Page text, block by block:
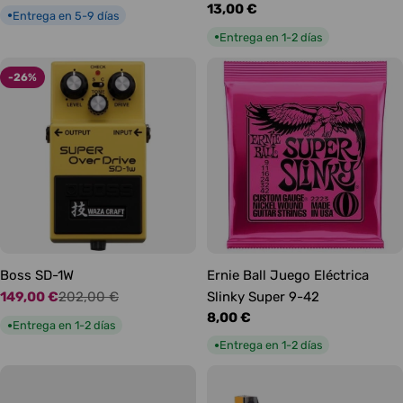
●Entrega en 5-9 días
Precio
13,00 €
●Entrega en 1-2 días
-26%
Boss SD-1W
Precio
de
149,00 €
Precio
habitual
202,00 €
●Entrega en 1-2 días
Ernie Ball Juego Eléctrica
Slinky Super 9-42
Precio
habitual
8,00 €
●Entrega en 1-2 días